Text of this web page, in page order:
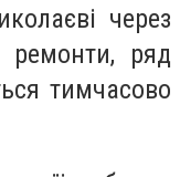
через
ремонти, ряд
тимчасово